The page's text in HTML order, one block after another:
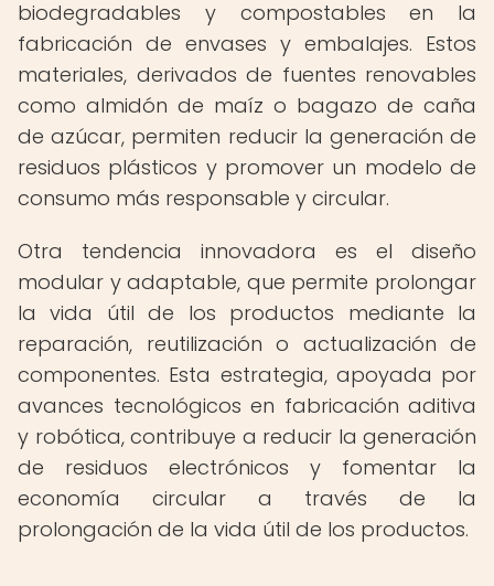
biodegradables y compostables en la
fabricación de envases y embalajes. Estos
materiales, derivados de fuentes renovables
como almidón de maíz o bagazo de caña
de azúcar, permiten reducir la generación de
residuos plásticos y promover un modelo de
consumo más responsable y circular.
Otra tendencia innovadora es el diseño
modular y adaptable, que permite prolongar
la vida útil de los productos mediante la
reparación, reutilización o actualización de
componentes. Esta estrategia, apoyada por
avances tecnológicos en fabricación aditiva
y robótica, contribuye a reducir la generación
de residuos electrónicos y fomentar la
economía circular a través de la
prolongación de la vida útil de los productos.